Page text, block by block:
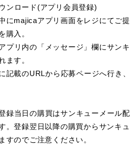
ンロード(アプリ会員登録)
にmajicaアプリ画面をレジにてご提
購入。
プリ内の「メッセージ」欄にサンキ
ます。
載のURLから応募ページへ行き、
録当日の購買はサンキューメール配
。登録翌日以降の購買からサンキュ
すのでご注意ください。